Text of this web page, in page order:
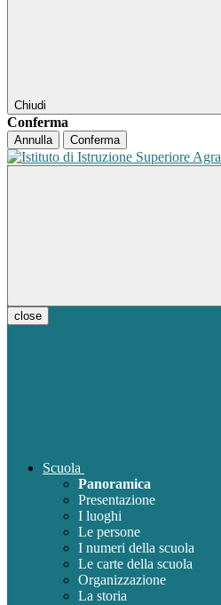
Chiudi
Conferma
Annulla Conferma
close
Scuola
Panoramica
Presentazione
I luoghi
Le persone
I numeri della scuola
Le carte della scuola
Organizzazione
La storia